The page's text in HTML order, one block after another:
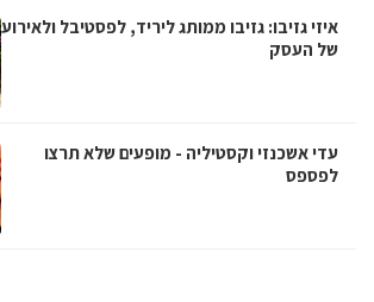
איזי גזיבו: גזיבו ממותג ליריד, לפסטיבל ולאירוע
של העסק
עדי אשכנזי וקסטיליה - מופעים שלא תרצו
לפספס